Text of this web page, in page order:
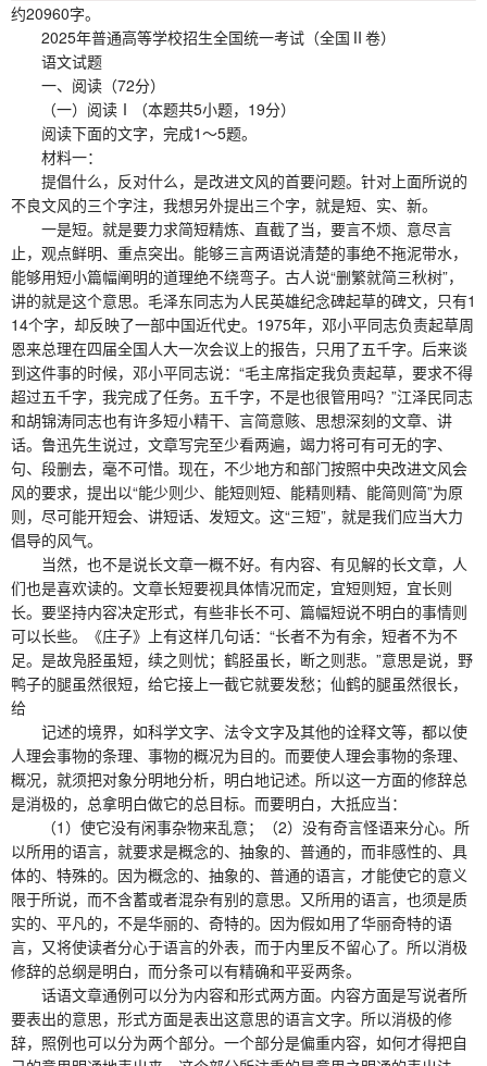
约20960字。
2025年普通高等学校招生全国统一考试（全国Ⅱ卷）
语文试题
一、阅读（72分）
（一）阅读Ⅰ（本题共5小题，19分）
阅读下面的文字，完成1～5题。
材料一：
提倡什么，反对什么，是改进文风的首要问题。针对上面所说的
不良文风的三个字注，我想另外提出三个字，就是短、实、新。
一是短。就是要力求简短精炼、直截了当，要言不烦、意尽言
止，观点鲜明、重点突出。能够三言两语说清楚的事绝不拖泥带水，
能够用短小篇幅阐明的道理绝不绕弯子。古人说“删繁就简三秋树”，
讲的就是这个意思。毛泽东同志为人民英雄纪念碑起草的碑文，只有1
14个字，却反映了一部中国近代史。1975年，邓小平同志负责起草周
恩来总理在四届全国人大一次会议上的报告，只用了五千字。后来谈
到这件事的时候，邓小平同志说：“毛主席指定我负责起草，要求不得
超过五千字，我完成了任务。五千字，不是也很管用吗？”江泽民同志
和胡锦涛同志也有许多短小精干、言简意赅、思想深刻的文章、讲
话。鲁迅先生说过，文章写完至少看两遍，竭力将可有可无的字、
句、段删去，毫不可惜。现在，不少地方和部门按照中央改进文风会
风的要求，提出以“能少则少、能短则短、能精则精、能简则简”为原
则，尽可能开短会、讲短话、发短文。这“三短”，就是我们应当大力
倡导的风气。
当然，也不是说长文章一概不好。有内容、有见解的长文章，人
们也是喜欢读的。文章长短要视具体情况而定，宜短则短，宜长则
长。要坚持内容决定形式，有些非长不可、篇幅短说不明白的事情则
可以长些。《庄子》上有这样几句话：“长者不为有余，短者不为不
足。是故凫胫虽短，续之则忧；鹤胫虽长，断之则悲。”意思是说，野
鸭子的腿虽然很短，给它接上一截它就要发愁；仙鹤的腿虽然很长，
给
记述的境界，如科学文字、法令文字及其他的诠释文等，都以使
人理会事物的条理、事物的概况为目的。而要使人理会事物的条理、
概况，就须把对象分明地分析，明白地记述。所以这一方面的修辞总
是消极的，总拿明白做它的总目标。而要明白，大抵应当：
（1）使它没有闲事杂物来乱意；（2）没有奇言怪语来分心。所
以所用的语言，就要求是概念的、抽象的、普通的，而非感性的、具
体的、特殊的。因为概念的、抽象的、普通的语言，才能使它的意义
限于所说，而不含蓄或者混杂有别的意思。又所用的语言，也须是质
实的、平凡的，不是华丽的、奇特的。因为假如用了华丽奇特的语
言，又将使读者分心于语言的外表，而于内里反不留心了。所以消极
修辞的总纲是明白，而分条可以有精确和平妥两条。
话语文章通例可以分为内容和形式两方面。内容方面是写说者所
要表出的意思，形式方面是表出这意思的语言文字。所以消极的修
辞，照例也可以分为两个部分。一个部分是偏重内容，如何才得把自